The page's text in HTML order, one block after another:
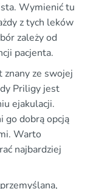
Wymienić tu
z tych leków
zależy od
pacjenta.
znany ze swojej
Priligy jest
ejakulacji.
go dobrą opcją
Warto
najbardziej